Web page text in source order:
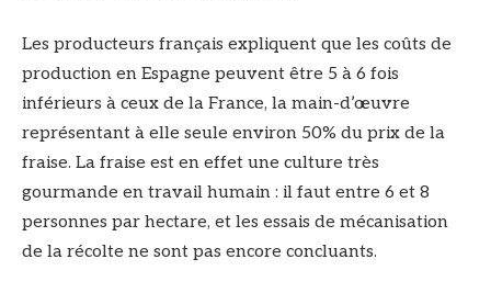
Les producteurs français expliquent que les coûts de
production en Espagne peuvent être 5 à 6 fois
inférieurs à ceux de la France, la main-d’œuvre
représentant à elle seule environ 50% du prix de la
fraise. La fraise est en effet une culture très
gourmande en travail humain : il faut entre 6 et 8
personnes par hectare, et les essais de mécanisation
de la récolte ne sont pas encore concluants.